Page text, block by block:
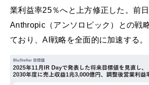
業利益率25％へと上方修正した。前
Anthropic（アンソロピック）との戦
ており、AI戦略を全面的に加速する。